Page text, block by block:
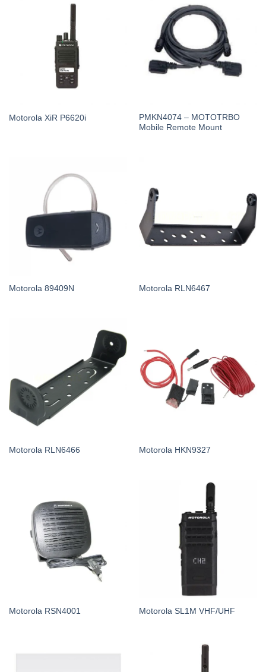
Motorola XiR P6620i
PMKN4074 – MOTOTRBO
Mobile Remote Mount
Motorola 89409N Motorola RLN6467
Motorola RLN6466 Motorola HKN9327
Motorola RSN4001 Motorola SL1M VHF/UHF